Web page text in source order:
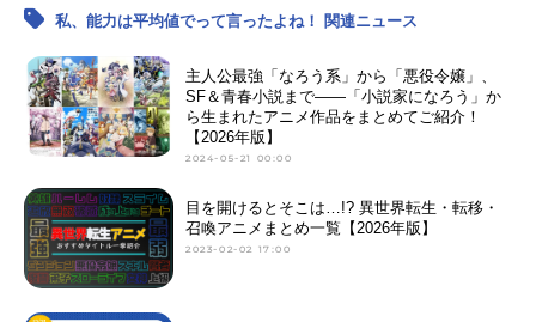
私、能力は平均値でって言ったよね！ 関連ニュース
主人公最強「なろう系」から「悪役令嬢」、
SF＆青春小説まで――「小説家になろう」か
ら生まれたアニメ作品をまとめてご紹介！
【2026年版】
2024-05-21 00:00
目を開けるとそこは…!? 異世界転生・転移・
召喚アニメまとめ一覧【2026年版】
2023-02-02 17:00